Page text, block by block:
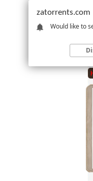
zatorrents.com
Would like to